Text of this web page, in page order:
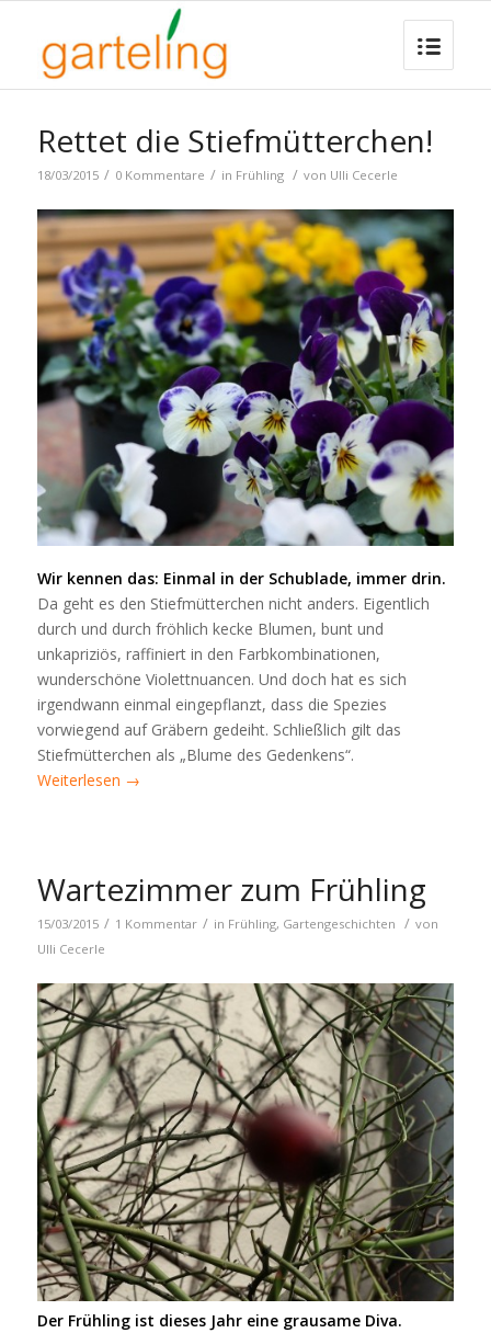
Rettet die Stiefmütterchen!
18/03/2015 / 0 Kommentare / in Frühling / von Ulli Cecerle
Wir kennen das: Einmal in der Schublade, immer drin.
Da geht es den Stiefmütterchen nicht anders. Eigentlich
durch und durch fröhlich kecke Blumen, bunt und
unkapriziös, raffiniert in den Farbkombinationen,
wunderschöne Violettnuancen. Und doch hat es sich
irgendwann einmal eingepflanzt, dass die Spezies
vorwiegend auf Gräbern gedeiht. Schließlich gilt das
Stiefmütterchen als „Blume des Gedenkens“.
Weiterlesen →
Wartezimmer zum Frühling
15/03/2015 / 1 Kommentar / in Frühling, Gartengeschichten / von
Ulli Cecerle
Der Frühling ist dieses Jahr eine grausame Diva.